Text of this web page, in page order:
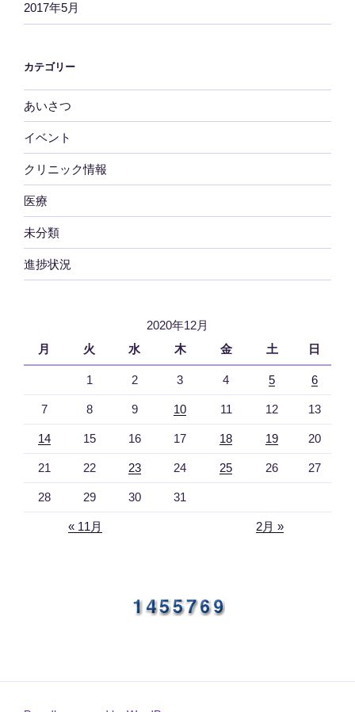
2017年5月
カテゴリー
あいさつ
イベント
クリニック情報
医療
未分類
進捗状況
2020年12月
月
火 水 木 金 土 日
1 2 3 4 5 6
7 8 9 10 11 12 13
14 15 16 17 18 19 20
21 22 23 24 25 26 27
28 29 30 31
« 11月 2月 »